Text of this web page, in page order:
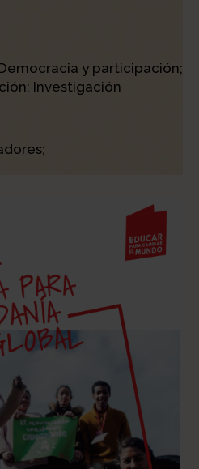
y participación;
Investigación